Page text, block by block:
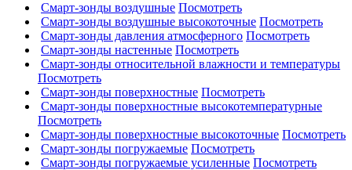
Смарт-зонды воздушные Посмотреть
Смарт-зонды воздушные высокоточные Посмотреть
Смарт-зонды давления атмосферного Посмотреть
Смарт-зонды настенные Посмотреть
Смарт-зонды относительной влажности и температуры
Посмотреть
Смарт-зонды поверхностные Посмотреть
Смарт-зонды поверхностные высокотемпературные
Посмотреть
Смарт-зонды поверхностные высокоточные Посмотреть
Смарт-зонды погружаемые Посмотреть
Смарт-зонды погружаемые усиленные Посмотреть